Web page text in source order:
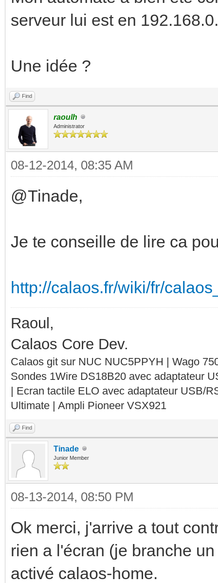
serveur lui est en
Une idée ?
Find
raoulh
Administrator
08-12-2014, 08:35 AM
@Tinade,
Je te conseille de lire ca
http://calaos.fr/wiki/fr/
Raoul,
Calaos Core Dev.
Calaos git sur NUC NUC5PPYH | Wago
Sondes 1Wire DS18B20 avec adaptateur
| Ecran tactile ELO avec adaptateur USB/
Ultimate | Ampli Pioneer VSX921
Find
Tinade
Junior Member
08-13-2014, 08:50 PM
Ok merci, j'arrive a tout
rien a l'écran (je branche
activé calaos-home.